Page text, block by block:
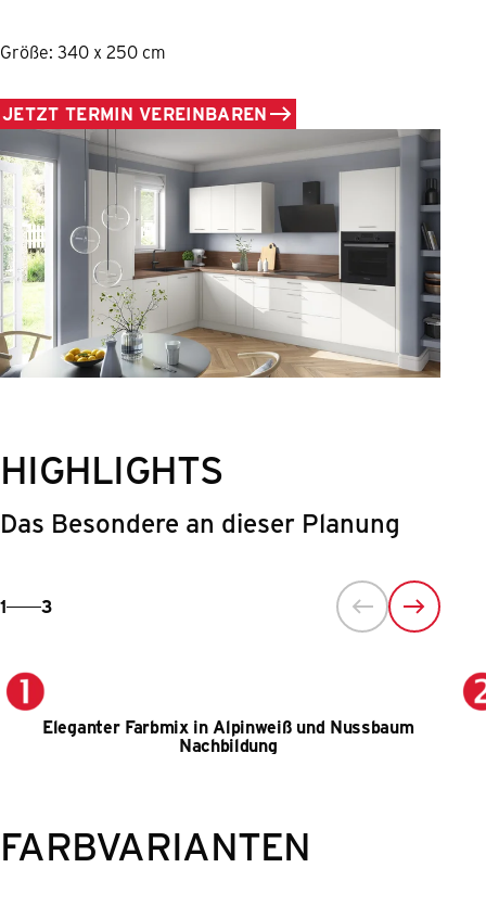
Größe: 340 x 250 cm
JETZT TERMIN VEREINBAREN
HIGHLIGHTS
Das Besondere an dieser Planung
1 3
Eleganter Farbmix in Alpinweiß und Nussbaum
Nachbildung
FARBVARIANTEN